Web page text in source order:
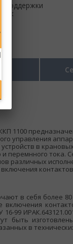
поддержки
1100
управления
в крановых
перемнного тока.
различных
в себя более
включения
16-99
быть
в